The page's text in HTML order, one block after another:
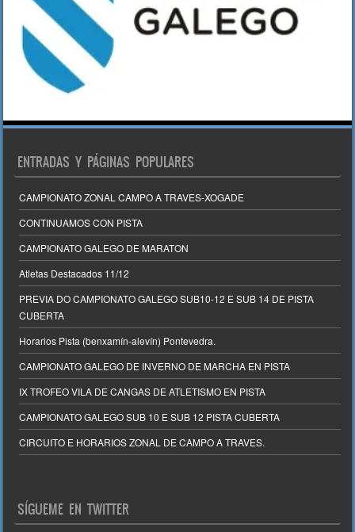
ENTRADAS Y PÁGINAS POPULARES
CAMPIONATO ZONAL CAMPO A TRAVES-XOGADE
CONTINUAMOS CON PISTA
CAMPIONATO GALEGO DE MARATON
Atletas Destacados 11/12
PREVIA DO CAMPIONATO GALEGO SUB10-12 E SUB 14 DE PISTA
CUBERTA
Horarios Pista (benxamín-alevín) Pontevedra.
CAMPIONATO GALEGO DE INVERNO DE MARCHA EN PISTA
IX TROFEO VILA DE CANGAS DE ATLETISMO EN PISTA
CAMPIONATO GALEGO SUB 10 E SUB 12 PISTA CUBERTA
CIRCUITO E HORARIOS ZONAL DE CAMPO A TRAVES.
SÍGUEME EN TWITTER